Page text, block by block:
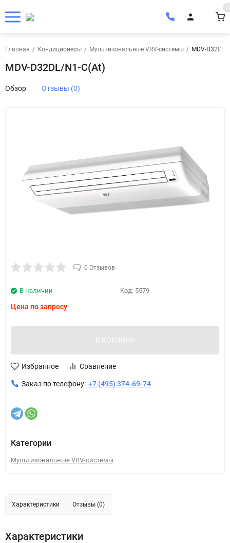
0
Главная / Кондиционеры / Мультизональные VRV-системы / MDV-D32DL/
MDV-D32DL/N1-C(At)
Обзор Отзывы (0)
0 Отзывов
Код: 5579
В наличии
Цена по запросу
В КОРЗИНУ
Избранное Сравнение
Заказ по телефону: +7 (495) 374-69-74
Категории
Мультизональные VRV-системы
Характеристики Отзывы (0)
Характеристики